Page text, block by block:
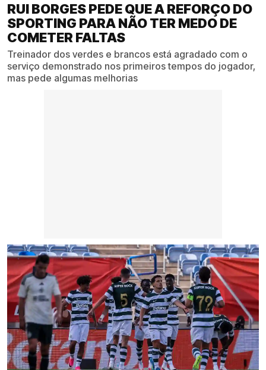
RUI BORGES PEDE QUE A REFORÇO DO
SPORTING PARA NÃO TER MEDO DE
COMETER FALTAS
Treinador dos verdes e brancos está agradado com o
serviço demonstrado nos primeiros tempos do jogador,
mas pede algumas melhorias